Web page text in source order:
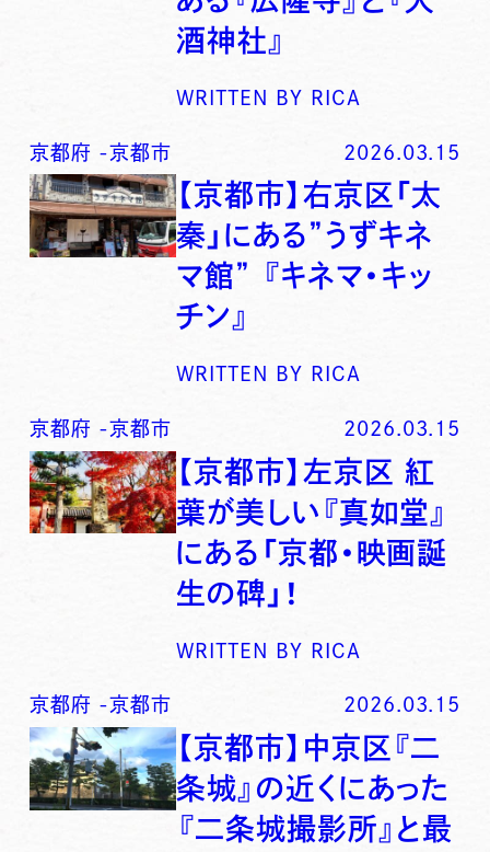
酒神社』
WRITTEN BY RICA
京都府 -京都市 2026.03.15
【京都市】右京区「太
秦」にある”うずキネ
マ館” 『キネマ・キッ
チン』
WRITTEN BY RICA
京都府 -京都市 2026.03.15
【京都市】左京区 紅
葉が美しい『真如堂』
にある「京都・映画誕
生の碑」！
WRITTEN BY RICA
京都府 -京都市 2026.03.15
【京都市】中京区『二
条城』の近くにあった
『二条城撮影所』と最